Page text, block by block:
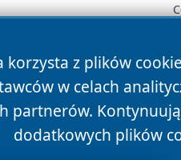
korzysta z plików
w celach
partnerów.
dodatkowych plików